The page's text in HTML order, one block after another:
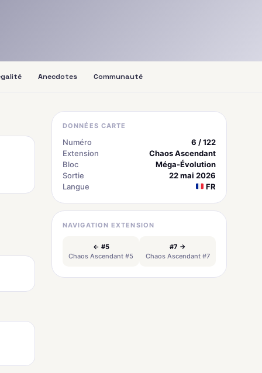
Anecdotes Communauté
DONNÉES CARTE
Numéro
6 / 122
Extension
Chaos Ascendant
Bloc
Méga-Évolution
Sortie
22 mai 2026
Langue
FR
NAVIGATION EXTENSION
← #5
Chaos Ascendant #5
#7 →
Chaos Ascendant #7